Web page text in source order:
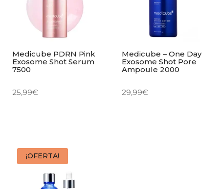
Medicube PDRN Pink
Exosome Shot Serum
7500
25,99€
Medicube – One Day
Exosome Shot Pore
Ampoule 2000
29,99€
¡OFERTA!